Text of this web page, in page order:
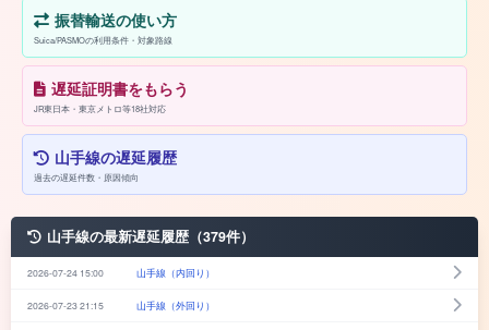
振替輸送の使い方
Suica/PASMOの利用条件・対象路線
遅延証明書をもらう
JR東日本・東京メトロ等18社対応
山手線の遅延履歴
過去の遅延件数・原因傾向
山手線の最新遅延履歴（379件）
2026-07-24 15:00 山手線（内回り）
2026-07-23 21:15 山手線（外回り）